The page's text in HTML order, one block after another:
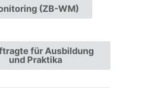
(ZB-WM)
für Ausbildung
und Praktika